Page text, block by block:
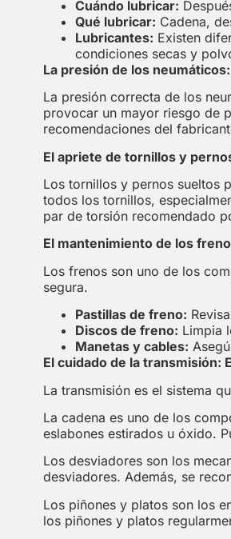
Cuándo lubricar:
Qué lubricar: Cadena,
Lubricantes: Existen
condiciones secas y
La presión de los
La presión correcta de los
provocar un mayor riesgo de
recomendaciones del
El apriete de tornillos y
Los tornillos y pernos sueltos
todos los tornillos,
par de torsión recomendado
El mantenimiento de los
Los frenos son uno de los
segura.
Pastillas de freno:
Discos de freno: Limpia
Manetas y cables:
El cuidado de la transmisión:
La transmisión es el sistema
La cadena es uno de los
eslabones estirados u óxido.
Los desviadores son los
desviadores. Además, se
Los piñones y platos son los
los piñones y platos